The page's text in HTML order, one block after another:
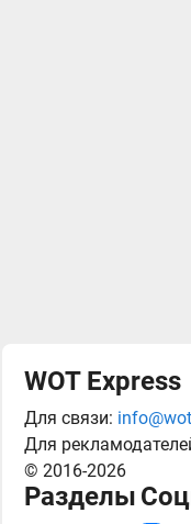
WOT Express
Для связи:
Для
© 2016-2026
Разделы